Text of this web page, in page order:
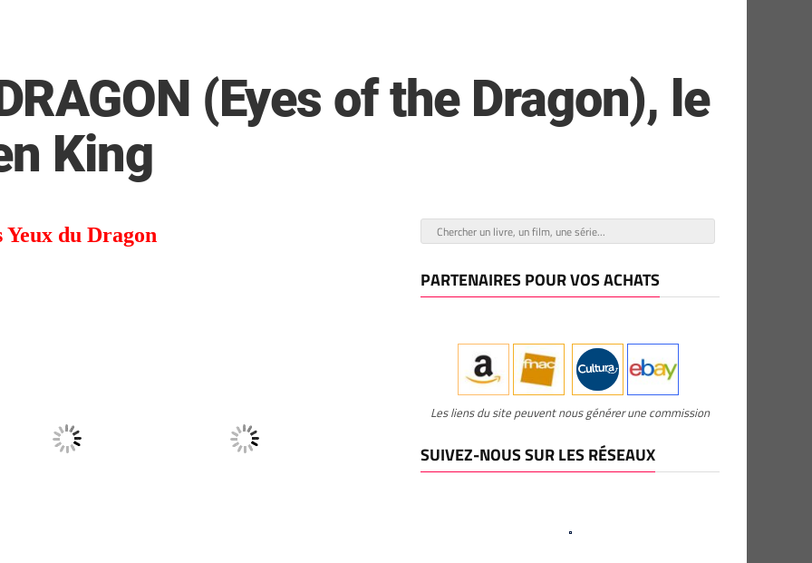
(Eyes of the Dragon), le
King
Yeux du Dragon
PARTENAIRES POUR VOS ACHATS
Les liens du site peuvent nous générer une commission
SUIVEZ-NOUS SUR LES RÉSEAUX